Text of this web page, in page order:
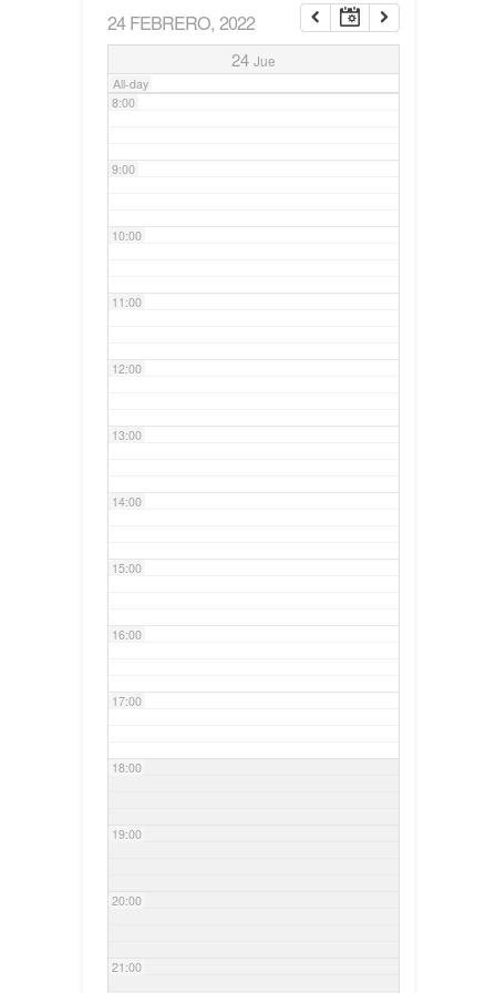
24 FEBRERO, 2022
24 Jue
All-day
7:00
8:00
9:00
10:00
11:00
12:00
13:00
14:00
15:00
16:00
17:00
18:00
19:00
20:00
21:00